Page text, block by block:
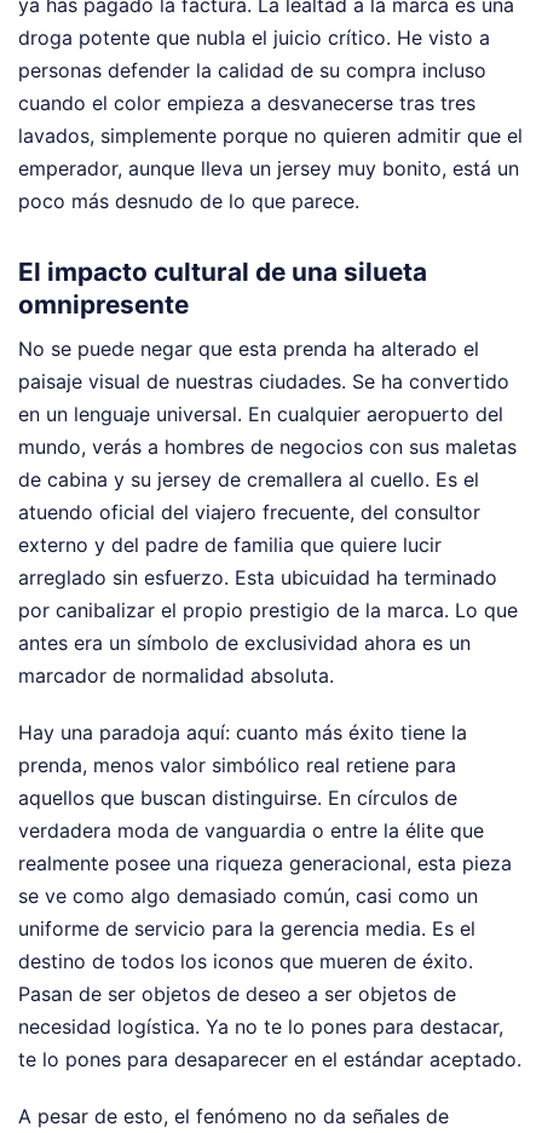
droga potente que nubla el juicio crítico. He visto a
personas defender la calidad de su compra incluso
cuando el color empieza a desvanecerse tras tres
lavados, simplemente porque no quieren admitir que el
emperador, aunque lleva un jersey muy bonito, está un
poco más desnudo de lo que parece.
El impacto cultural de una silueta
omnipresente
No se puede negar que esta prenda ha alterado el
paisaje visual de nuestras ciudades. Se ha convertido
en un lenguaje universal. En cualquier aeropuerto del
mundo, verás a hombres de negocios con sus maletas
de cabina y su jersey de cremallera al cuello. Es el
atuendo oficial del viajero frecuente, del consultor
externo y del padre de familia que quiere lucir
arreglado sin esfuerzo. Esta ubicuidad ha terminado
por canibalizar el propio prestigio de la marca. Lo que
antes era un símbolo de exclusividad ahora es un
marcador de normalidad absoluta.
Hay una paradoja aquí: cuanto más éxito tiene la
prenda, menos valor simbólico real retiene para
aquellos que buscan distinguirse. En círculos de
verdadera moda de vanguardia o entre la élite que
realmente posee una riqueza generacional, esta pieza
se ve como algo demasiado común, casi como un
uniforme de servicio para la gerencia media. Es el
destino de todos los iconos que mueren de éxito.
Pasan de ser objetos de deseo a ser objetos de
necesidad logística. Ya no te lo pones para destacar,
te lo pones para desaparecer en el estándar aceptado.
A pesar de esto, el fenómeno no da señales de